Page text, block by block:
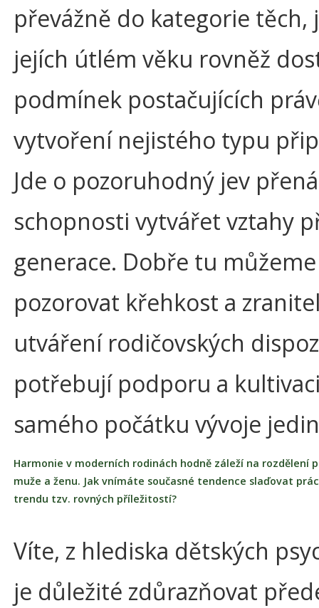
převážně do kategorie těch,
jejích útlém věku rovněž
podmínek postačujících
vytvoření nejistého typu
Jde o pozoruhodný jev
schopnosti vytvářet vztahy
generace. Dobře tu můžeme
pozorovat křehkost a
utváření rodičovských
potřebují podporu a
samého počátku vývoje
Harmonie v moderních rodinách hodně záleží na rozdělení
muže a ženu. Jak vnímáte současné tendence slaďovat
trendu tzv. rovných příležitostí?
Víte, z hlediska dětských
je důležité zdůrazňovat